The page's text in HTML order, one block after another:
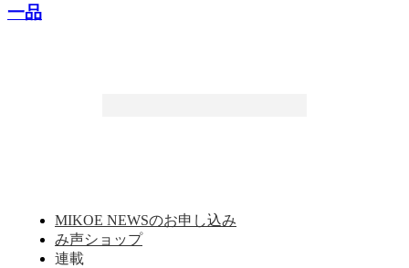
一品
MIKOE NEWSのお申し込み
み声ショップ
連載